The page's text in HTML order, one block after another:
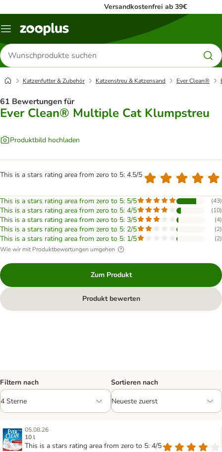
Versandkostenfrei ab 39€
Menü
Produkte
suchen
Katzenfutter & Zubehör Katzenstreu & Katzensand Ever Clean®
61 Bewertungen für
Ever Clean® Multiple Cat Klumpstreu
Produktbild hochladen
This is a stars rating area from zero to 5: 4.5/5
This is a stars rating area from zero to 5: 5/5 (43)
This is a stars rating area from zero to 5: 4/5 (10)
This is a stars rating area from zero to 5: 3/5 (4)
This is a stars rating area from zero to 5: 2/5 (2)
This is a stars rating area from zero to 5: 1/5 (2)
Wie wir mit Produktbewertungen umgehen
Zum Produkt
Produkt bewerten
Filtern nach Sortieren nach
05.08.26
10 l
This is a stars rating area from zero to 5: 4/5